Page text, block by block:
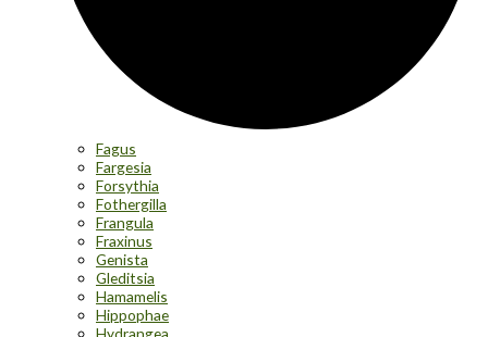
Fagus
Fargesia
Forsythia
Fothergilla
Frangula
Fraxinus
Genista
Gleditsia
Hamamelis
Hippophae